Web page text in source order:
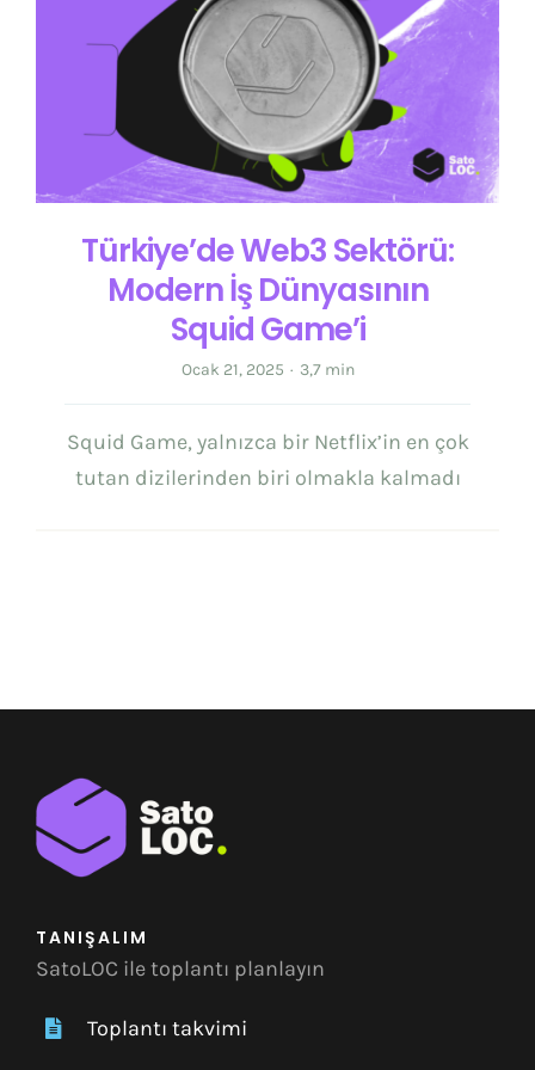
İletişim
Türkçe
Türkiye’de Web3 Sektörü:
Modern İş Dünyasının
Squid Game’i
Ocak 21, 2025 · 3,7 min
Squid Game, yalnızca bir Netflix’in en çok
tutan dizilerinden biri olmakla kalmadı
TANIŞALIM
SatoLOC ile toplantı planlayın
Toplantı takvimi